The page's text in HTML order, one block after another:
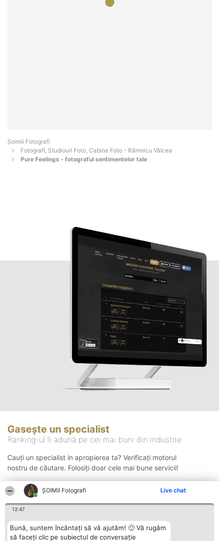
ȘOIMII Fotografi Live chat
12:47
Bună, suntem încântați să vă ajutăm! 🙂 Vă rugăm
să faceți clic pe subiectul de conversație
Șoimii Fotografi
Fotografi, Studiouri Foto, Cabine Foto - Râmnicu Vâlcea
Pure Feelings - fotograful sentimentelor tale
Gasește un specialist
Ranking-ul îi adună pe cei mai buni din industrie
Cauți un specialist in apropierea ta? Verificați motorul
nostru de căutare. Folosiți doar cele mai bune servicii!